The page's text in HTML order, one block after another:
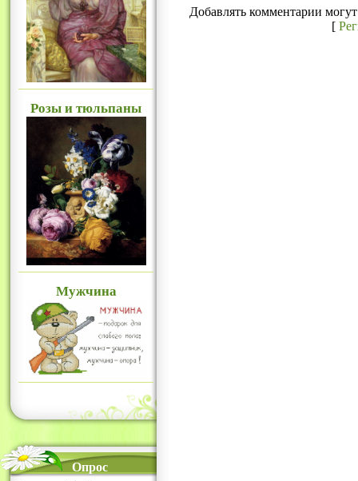
Розы и тюльпаны
Мужчина
Опрос
Добавлять комментарии
[